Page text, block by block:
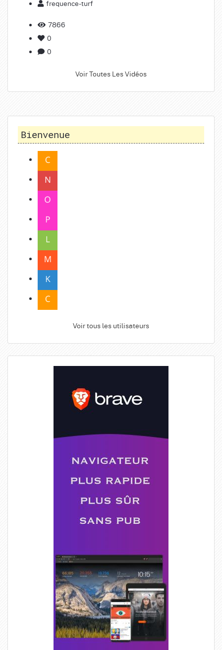
frequence-turf
7866
0
0
Voir Toutes Les Vidéos
Bienvenue
Voir tous les utilisateurs